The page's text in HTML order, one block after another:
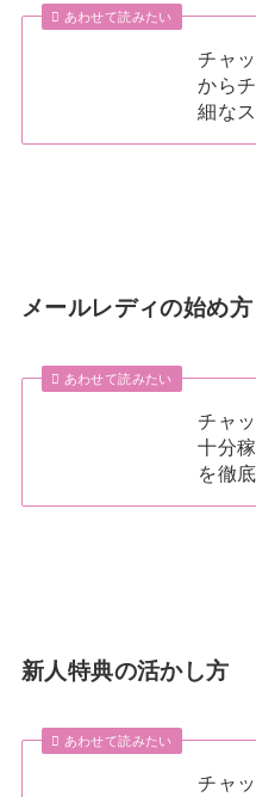
あわせて読みたい
チャ
から
細な
メールレディの始め方
あわせて読みたい
チャ
十分
を徹
新人特典の活かし方
あわせて読みたい
チャ